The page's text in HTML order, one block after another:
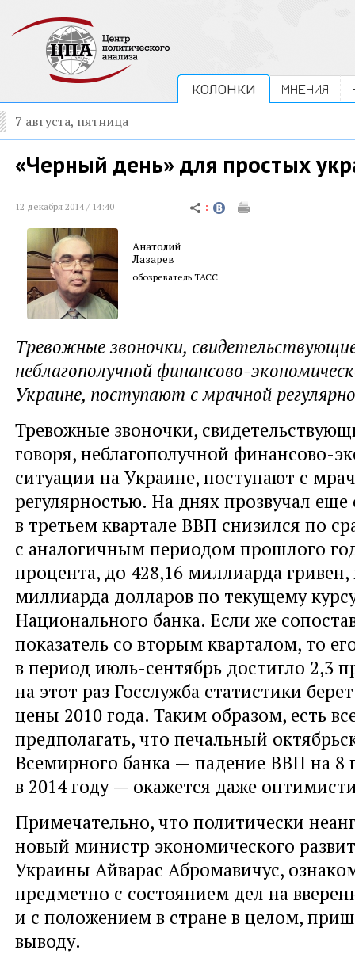
КОЛОНКИ МНЕНИЯ
7 августа, пятница
«Черный день» для простых
12 декабря 2014 / 14:40
Анатолий
Лазарев
обозреватель ТАСС
Тревожные звоночки,
неблагополучной финансово-
Украине, поступают с мрачной
Тревожные звоночки,
говоря, неблагополучной финансово-
ситуации на Украине, поступают с
регулярностью. На днях прозвучал
в третьем квартале ВВП снизился по
с аналогичным периодом прошлого
процента, до 428,16 миллиарда гривен,
миллиарда долларов по текущему
Национального банка. Если же
показатель со вторым кварталом, то
в период июль-сентябрь достигло 2,3
на этот раз Госслужба статистики
цены 2010 года. Таким образом, есть
предполагать, что печальный
Всемирного банка — падение ВВП на 8
в 2014 году — окажется даже
Примечательно, что политически
новый министр экономического
Украины Айварас Абромавичус,
предметно с состоянием дел на
и с положением в стране в целом,
выводу.